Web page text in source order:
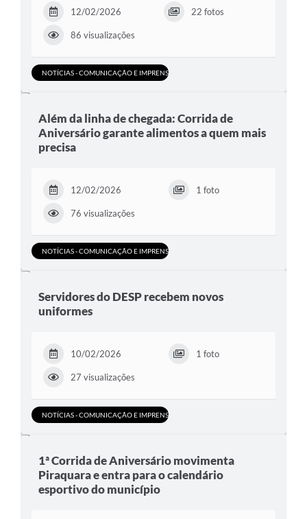
12/02/2026 22 fotos
86 visualizações
NOTÍCIAS - COMUNICAÇÃO E IMPRENSA
Além da linha de chegada: Corrida de
Aniversário garante alimentos a quem mais
precisa
12/02/2026 1 foto
76 visualizações
NOTÍCIAS - COMUNICAÇÃO E IMPRENSA
Servidores do DESP recebem novos
uniformes
10/02/2026 1 foto
27 visualizações
NOTÍCIAS - COMUNICAÇÃO E IMPRENSA
1ª Corrida de Aniversário movimenta
Piraquara e entra para o calendário
esportivo do município